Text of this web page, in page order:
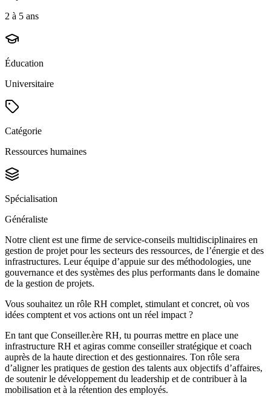
2 à 5 ans
Éducation
Universitaire
Catégorie
Ressources humaines
Spécialisation
Généraliste
Notre client est une firme de service-conseils multidisciplinaires en
gestion de projet pour les secteurs des ressources, de l’énergie et des
infrastructures. Leur équipe d’appuie sur des méthodologies, une
gouvernance et des systèmes des plus performants dans le domaine
de la gestion de projets.
Vous souhaitez un rôle RH complet, stimulant et concret, où vos
idées comptent et vos actions ont un réel impact ?
En tant que Conseiller.ère RH, tu pourras mettre en place une
infrastructure RH et agiras comme conseiller stratégique et coach
auprès de la haute direction et des gestionnaires. Ton rôle sera
d’aligner les pratiques de gestion des talents aux objectifs d’affaires,
de soutenir le développement du leadership et de contribuer à la
mobilisation et à la rétention des employés.